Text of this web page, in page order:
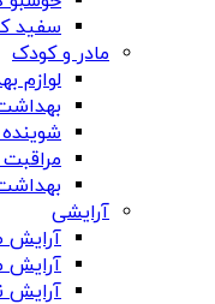
سفید
مادر و کودک
لوازم
آرایشی
آرایش
آرایش